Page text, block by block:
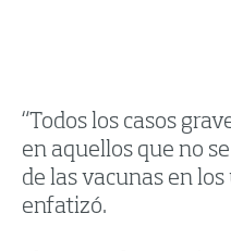
“Todos los casos
en aquellos que no
de las vacunas en los
enfatizó.